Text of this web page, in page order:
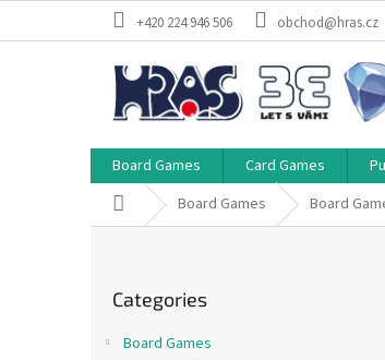
+420 224 946 506 obchod@hras.cz
Board Games Card Games
Home Board Games Board
categories
Categories
Board Games